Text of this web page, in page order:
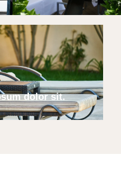
dolor sit.